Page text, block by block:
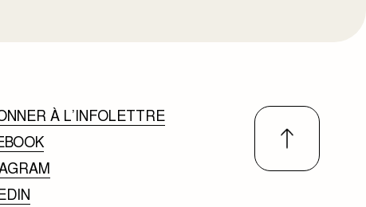
À L’INFOLETTRE